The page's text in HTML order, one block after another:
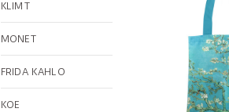
KLIMT
MONET
FRIDA KAHLO
KOE